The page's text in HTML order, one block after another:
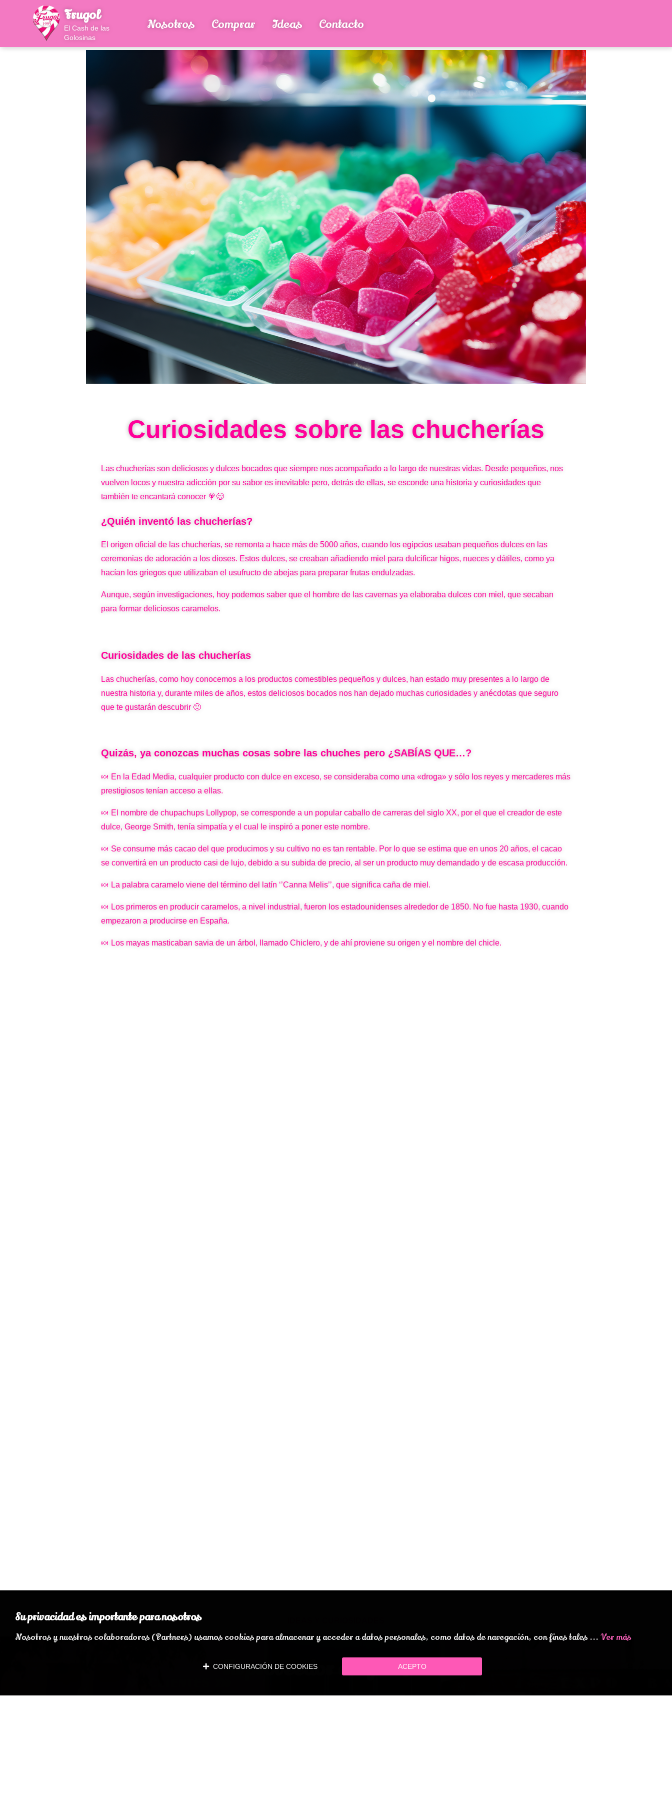
Frugol
El Cash de las
Golosinas
Nosotros Comprar Ideas Contacto
Curiosidades sobre las chucherías
Las chucherías son deliciosos y dulces bocados que siempre nos acompañado a lo largo de nuestras vidas. Desde pequeños, nos
vuelven locos y nuestra adicción por su sabor es inevitable pero, detrás de ellas, se esconde una historia y curiosidades que
también te encantará conocer 🍭😋
¿Quién inventó las chucherías?
El origen oficial de las chucherías, se remonta a hace más de 5000 años, cuando los egipcios usaban pequeños dulces en las
ceremonias de adoración a los dioses. Estos dulces, se creaban añadiendo miel para dulcificar higos, nueces y dátiles, como ya
hacían los griegos que utilizaban el usufructo de abejas para preparar frutas endulzadas.
Aunque, según investigaciones, hoy podemos saber que el hombre de las cavernas ya elaboraba dulces con miel, que secaban
para formar deliciosos caramelos.
Curiosidades de las chucherías
Las chucherías, como hoy conocemos a los productos comestibles pequeños y dulces, han estado muy presentes a lo largo de
nuestra historia y, durante miles de años, estos deliciosos bocados nos han dejado muchas curiosidades y anécdotas que seguro
que te gustarán descubrir 🙂
Quizás, ya conozcas muchas cosas sobre las chuches pero ¿SABÍAS QUE…?
🍬 En la Edad Media, cualquier producto con dulce en exceso, se consideraba como una «droga» y sólo los reyes y mercaderes más
prestigiosos tenían acceso a ellas.
🍬 El nombre de chupachups Lollypop, se corresponde a un popular caballo de carreras del siglo XX, por el que el creador de este
dulce, George Smith, tenía simpatía y el cual le inspiró a poner este nombre.
🍬 Se consume más cacao del que producimos y su cultivo no es tan rentable. Por lo que se estima que en unos 20 años, el cacao
se convertirá en un producto casi de lujo, debido a su subida de precio, al ser un producto muy demandado y de escasa producción.
🍬 La palabra caramelo viene del término del latín ‘’Canna Melis’’, que significa caña de miel.
🍬 Los primeros en producir caramelos, a nivel industrial, fueron los estadounidenses alrededor de 1850. No fue hasta 1930, cuando
empezaron a producirse en España.
🍬 Los mayas masticaban savia de un árbol, llamado Chiclero, y de ahí proviene su origen y el nombre del chicle.
Tu proveedor de Golosinas
Muy cerca de ti
Su privacidad es importante para nosotros
Nosotros y nuestros colaboradores (Partners) usamos cookies para almacenar y acceder a datos personales, como datos de navegación, con fines tales ... Ver más
CONFIGURACIÓN DE COOKIES ACEPTO